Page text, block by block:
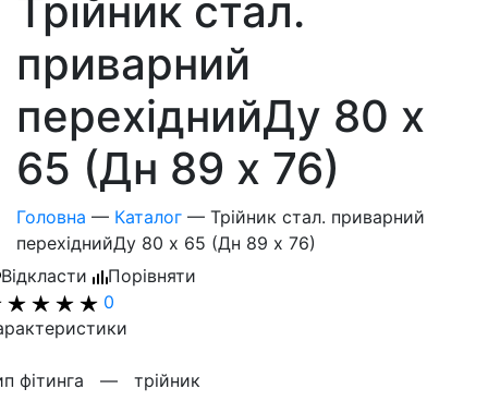
Трійник стал.
приварний
перехіднийДу 80 х
65 (Дн 89 х 76)
Головна — Каталог — Трійник стал. приварний
перехіднийДу 80 х 65 (Дн 89 х 76)
Відкласти
Порівняти
0
фітинга — трійник